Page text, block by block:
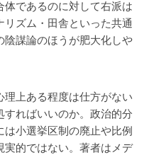
であるのに対して右派は
ズム・田舎といった共通
謀論のほうが肥大化しや
上ある程度は仕方がない
すればいいのか。政治的分
小選挙区制の廃止や比例
的ではない。著者はメデ